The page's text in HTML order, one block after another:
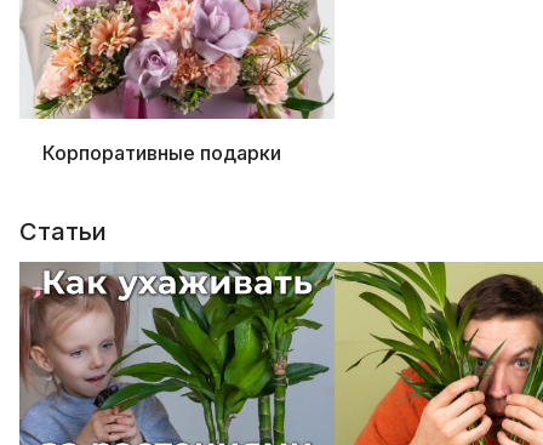
Корпоративные подарки
Статьи